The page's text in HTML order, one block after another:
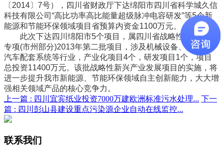
〔2014〕7号），四川省财政厅下达绵阳市四川省科学城久信
科技有限公司“高比功率高比能量超级脉冲电容研发”等5个新
能源和节能环保领域项目省预算内资金1100万元。
此次下达四川绵阳市5个项目，属四川省战略性新兴产业
专项(市州部分)2013年第二批项目，涉及机械设备、无极灯、
汽车配套系统等行业，产业化项目4个，研发项目1个，项目
总投资11400万元。该批战略性新兴产业发展项目的实施，将
进一步提升我市新能源、节能环保领域自主创新能力，大大增
强相关领域产品的核心竞争力。
上一篇 : 四川宜宾纸业投资7000万建欧洲标准污水处理... 下一
篇 : 四川彭山县建设重点污染源企业自动在线监控...
联系我们